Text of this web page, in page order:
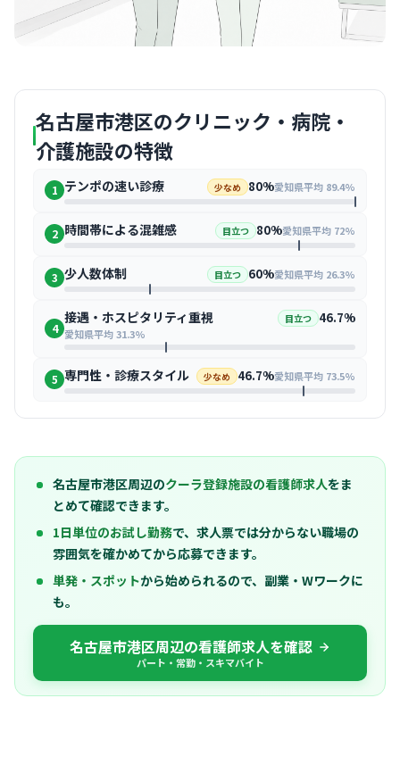
名古屋市港区のクリニック・病院・
介護施設の特徴
1 テンポの速い診療 少なめ 80%愛知県平均 89.4%
2 時間帯による混雑感 目立つ 80%愛知県平均 72%
3 少人数体制 目立つ 60%愛知県平均 26.3%
4
接遇・ホスピタリティ重視 目立つ 46.7%
愛知県平均 31.3%
5 専門性・診療スタイル 少なめ 46.7%愛知県平均 73.5%
名古屋市港区周辺のクーラ登録施設の看護師求人をま
とめて確認できます。
1日単位のお試し勤務で、求人票では分からない職場の
雰囲気を確かめてから応募できます。
単発・スポットから始められるので、副業・Wワークに
も。
名古屋市港区周辺の看護師求人を確認
パート・常勤・スキマバイト